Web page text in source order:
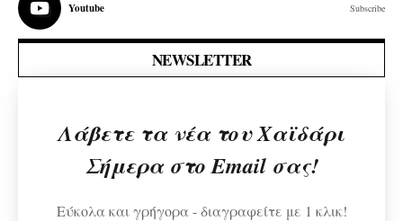
Youtube Subscribe
NEWSLETTER
Λάβετε τα νέα του Χαϊδάρι
Σήμερα στο Email σας!
Εύκολα και γρήγορα - διαγραφείτε με 1 κλικ!